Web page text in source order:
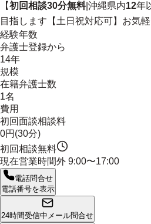
【初回相談30分無料|沖縄県内12年
目指します 【土日祝対応可】お気
経験年数
弁護士登録から
14年
規模
在籍弁護士数
1名
費用
初回面談相談料
0円(30分)
初回相談無料
現在営業時間外 9:00〜17:00
電話問合せ
電話番号を表示
24時間受信中 メール問合せ